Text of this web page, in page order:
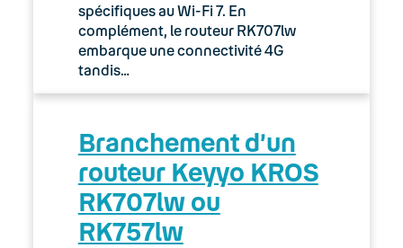
VPN Nomade : Administration
depuis l’interface Manager
Wi-Fi
Comment vérifier le débit de son accès
Internet
Page d’informations d’un routeur Keyyo
KROS
spécifiques au Wi-Fi 7. En
complément, le routeur RK707lw
embarque une connectivité 4G
tandis…
Branchement d’un
routeur Keyyo KROS
RK707lw ou
RK757lw